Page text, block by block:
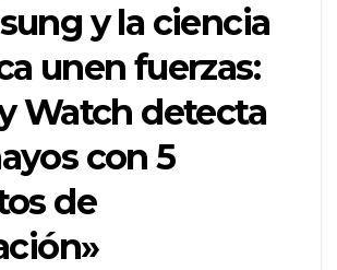
y la ciencia
unen fuerzas:
Watch detecta
con 5
de